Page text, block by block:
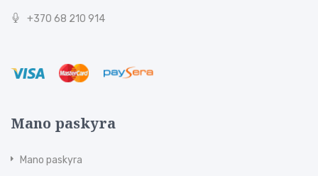
+370 68 210 914
Mano paskyra
Mano paskyra